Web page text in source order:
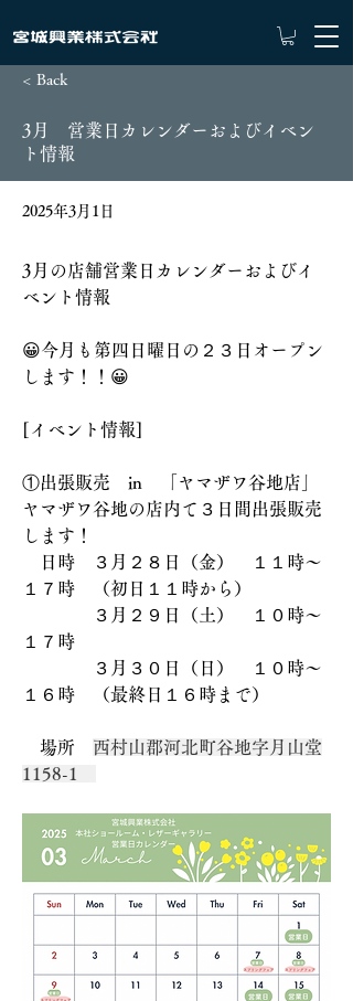
< Back
3月 営業日カレンダーおよびイベン
ト情報
2025年3月1日
3月の店舗営業日カレンダーおよびイ
ベント情報
😀今月も第四日曜日の２３日オープン
します！！😀
[イベント情報]
①出張販売　in　「ヤマザワ谷地店」
ヤマザワ谷地の店内て３日間出張販売
します！
日時　３月２８日（金）　１１時～
１７時　（初日１１時から）
３月２９日（土）　１０時～
１７時
３月３０日（日）　１０時～
１６時　（最終日１６時まで）
場所 西村山郡河北町谷地字月山堂
1158-1